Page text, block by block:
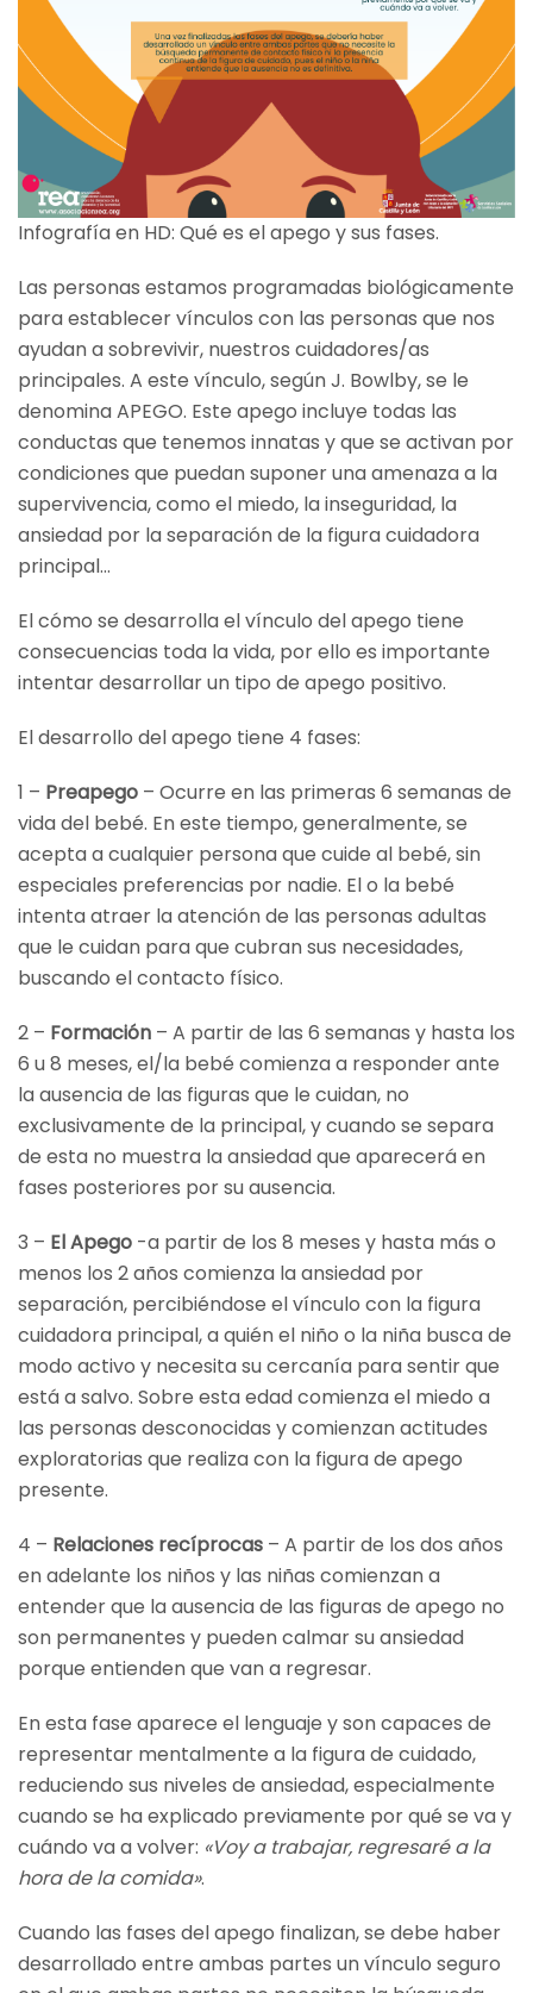
Infografía en HD: Qué es el apego y sus fases.
Las personas estamos programadas biológicamente
para establecer vínculos con las personas que nos
ayudan a sobrevivir, nuestros cuidadores/as
principales. A este vínculo, según J. Bowlby, se le
denomina APEGO. Este apego incluye todas las
conductas que tenemos innatas y que se activan por
condiciones que puedan suponer una amenaza a la
supervivencia, como el miedo, la inseguridad, la
ansiedad por la separación de la figura cuidadora
principal…
El cómo se desarrolla el vínculo del apego tiene
consecuencias toda la vida, por ello es importante
intentar desarrollar un tipo de apego positivo.
El desarrollo del apego tiene 4 fases:
1 – Preapego – Ocurre en las primeras 6 semanas de
vida del bebé. En este tiempo, generalmente, se
acepta a cualquier persona que cuide al bebé, sin
especiales preferencias por nadie. El o la bebé
intenta atraer la atención de las personas adultas
que le cuidan para que cubran sus necesidades,
buscando el contacto físico.
2 – Formación – A partir de las 6 semanas y hasta los
6 u 8 meses, el/la bebé comienza a responder ante
la ausencia de las figuras que le cuidan, no
exclusivamente de la principal, y cuando se separa
de esta no muestra la ansiedad que aparecerá en
fases posteriores por su ausencia.
3 – El Apego -a partir de los 8 meses y hasta más o
menos los 2 años comienza la ansiedad por
separación, percibiéndose el vínculo con la figura
cuidadora principal, a quién el niño o la niña busca de
modo activo y necesita su cercanía para sentir que
está a salvo. Sobre esta edad comienza el miedo a
las personas desconocidas y comienzan actitudes
exploratorias que realiza con la figura de apego
presente.
4 – Relaciones recíprocas – A partir de los dos años
en adelante los niños y las niñas comienzan a
entender que la ausencia de las figuras de apego no
son permanentes y pueden calmar su ansiedad
porque entienden que van a regresar.
En esta fase aparece el lenguaje y son capaces de
representar mentalmente a la figura de cuidado,
reduciendo sus niveles de ansiedad, especialmente
cuando se ha explicado previamente por qué se va y
cuándo va a volver: «Voy a trabajar, regresaré a la
hora de la comida».
Cuando las fases del apego finalizan, se debe haber
desarrollado entre ambas partes un vínculo seguro